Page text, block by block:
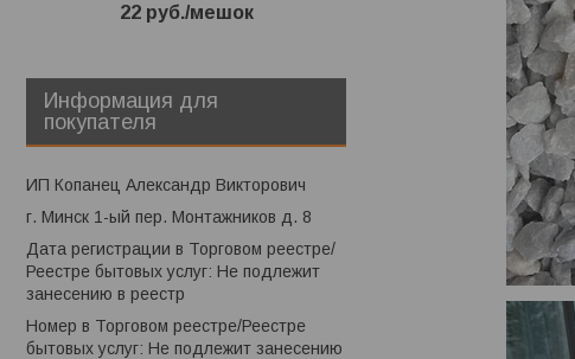
22 руб./мешок /мешок
Информация для
покупателя
ИП Копанец Александр Викторович
г. Минск 1-ый пер. Монтажников д. 8
Дата регистрации в Торговом реестре/
Реестре бытовых услуг: Не подлежит
занесению в реестр
Номер в Торговом реестре/Реестре
бытовых услуг: Не подлежит занесению